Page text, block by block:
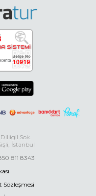
Sok.
İstanbul
811 8343
Sözleşmesi